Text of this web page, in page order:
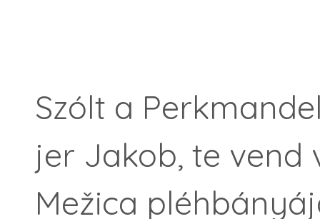
Szólt a
jer Jakob, te vend
Mežica